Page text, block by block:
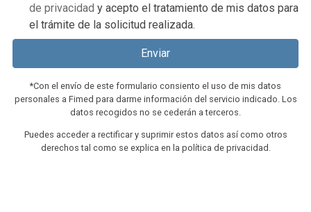
de privacidad y acepto el tratamiento de mis datos para
el trámite de la solicitud realizada.
Enviar
*Con el envío de este formulario consiento el uso de mis datos
personales a Fimed para darme información del servicio indicado. Los
datos recogidos no se cederán a terceros.
Puedes acceder a rectificar y suprimir estos datos así como otros
derechos tal como se explica en la política de privacidad.